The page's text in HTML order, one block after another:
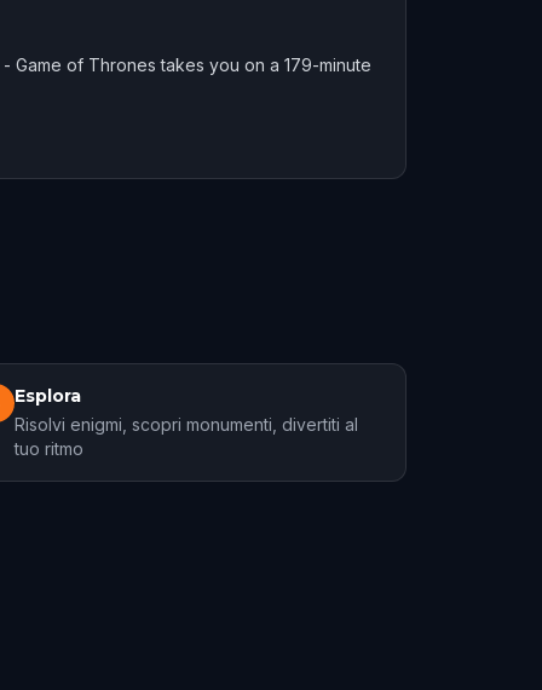
Game of Thrones takes you on a 179-minute
Esplora
Risolvi enigmi, scopri monumenti, divertiti al
tuo ritmo